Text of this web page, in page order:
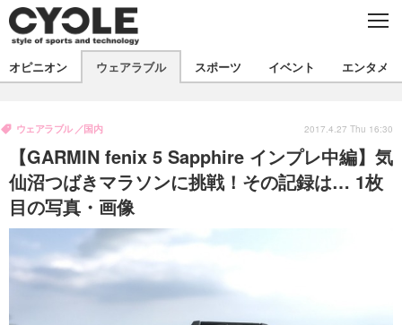
C
E
製品/用品
衣類
飲食
バックナンバー
コラム
インプレ
ボイス
デバイス
ビジネス
国内
海外
スポーツ
短信
選手
動画
イベント
試乗会
ツアー
芸能
ライフ
オピニオン ウェアラブル スポーツ イベント エンタメ
【GARMIN fenix 5 Sapphire インプレ中編】気
仙沼つばきマラソンに挑戦！その記録は… 1枚
目の写真・画像
ウェアラブル 国内 2017.4.27 Thu 16:30